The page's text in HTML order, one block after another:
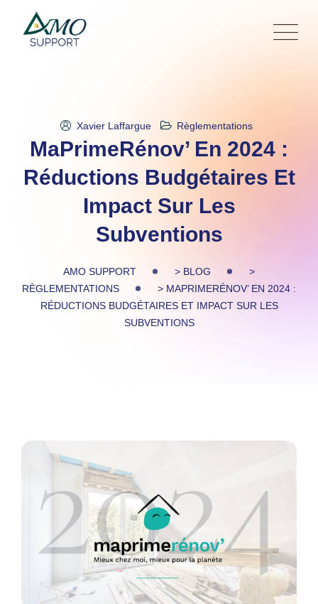
content
Xavier Laffargue Règlementations
MaPrimeRénov’ En 2024 :
Réductions Budgétaires Et
Impact Sur Les
Subventions
AMO SUPPORT > BLOG
>
RÈGLEMENTATIONS
> MAPRIMERÉNOV’ EN 2024 :
RÉDUCTIONS BUDGÉTAIRES ET IMPACT SUR LES
SUBVENTIONS